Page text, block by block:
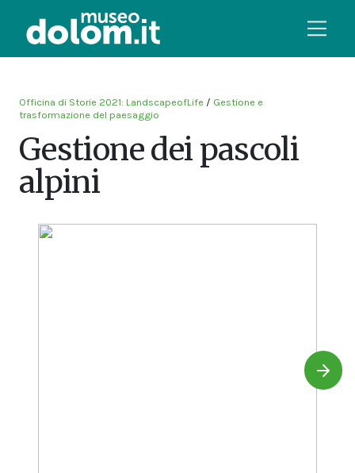
Officina di Storie 2021: LandscapeofLife / Gestione e
trasformazione del paesaggio
Gestione dei pascoli
alpini